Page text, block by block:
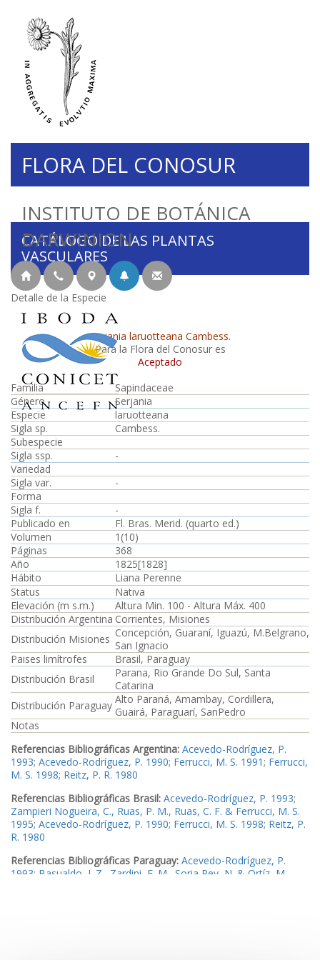
INSTITUTO DE BOTÁNICA
DARWINION
FLORA DEL CONOSUR
CATÁLOGO DE LAS PLANTAS
VASCULARES
Detalle de la Especie
Serjania laruotteana Cambess.
Para la Flora del Conosur es
Aceptado
Familia
Sapindaceae
Género
Serjania
Especie
laruotteana
Sigla sp.
Cambess.
Subespecie
Sigla ssp.
-
Variedad
Sigla var.
-
Forma
Sigla f.
-
Publicado en
Fl. Bras. Merid. (quarto ed.)
Volumen
1(10)
Páginas
368
Año
1825[1828]
Hábito
Liana Perenne
Status
Nativa
Elevación (m s.m.)
Altura Min. 100 - Altura Máx. 400
Distribución Argentina Corrientes, Misiones
Distribución Misiones Concepción, Guaraní, Iguazú, M.Belgrano,
San Ignacio
Paises limítrofes
Brasil, Paraguay
Distribución Brasil
Parana, Rio Grande Do Sul, Santa
Catarina
Distribución Paraguay Alto Paraná, Amambay, Cordillera,
Guairá, Paraguarí, SanPedro
Notas
Referencias Bibliográficas Argentina: Acevedo-Rodríguez, P.
1993; Acevedo-Rodríguez, P. 1990; Ferrucci, M. S. 1991; Ferrucci,
M. S. 1998; Reitz, P. R. 1980
Referencias Bibliográficas Brasil: Acevedo-Rodríguez, P. 1993;
Zampieri Nogueira, C., Ruas, P. M., Ruas, C. F. & Ferrucci, M. S.
1995; Acevedo-Rodríguez, P. 1990; Ferrucci, M. S. 1998; Reitz, P.
R. 1980
Referencias Bibliográficas Paraguay: Acevedo-Rodríguez, P.
1993; Basualdo, I. Z., Zardini, E. M., Soria Rey, N. & Ortíz, M.